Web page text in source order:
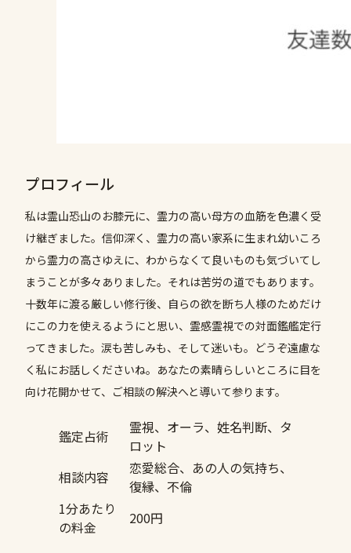
プロフィール
私は霊山恐山のお膝元に、霊力の高い母方の血筋を色濃く受
け継ぎました。信仰深く、霊力の高い家系に生まれ幼いころ
から霊力の高さゆえに、わからなくて良いものも気づいてし
まうことが多々ありました。それは苦労の道でもあります。
十数年に渡る厳しい修行後、自らの欲を断ち人様のためだけ
にこの力を使えるようにと思い、霊感霊視での対面鑑艦定行
ってきました。涙も苦しみも、そして迷いも。どうぞ遠慮な
く私にお話しくださいね。あなたの素晴らしいところに目を
向け花開かせて、ご相談の解決へと導いて参ります。
鑑定占術
霊視、オーラ、姓名判断、タ
ロット
相談内容
恋愛総合、あの人の気持ち、
復縁、不倫
1分あたり
の料金
200円